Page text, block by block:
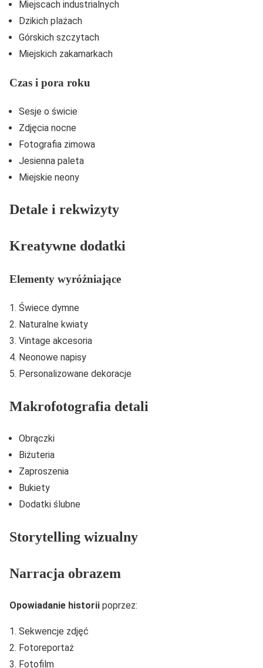
Miejscach industrialnych
Dzikich plażach
Górskich szczytach
Miejskich zakamarkach
Czas i pora roku
Sesje o świcie
Zdjęcia nocne
Fotografia zimowa
Jesienna paleta
Miejskie neony
Detale i rekwizyty
Kreatywne dodatki
Elementy wyróżniające
Świece dymne
Naturalne kwiaty
Vintage akcesoria
Neonowe napisy
Personalizowane dekoracje
Makrofotografia detali
Obrączki
Biżuteria
Zaproszenia
Bukiety
Dodatki ślubne
Storytelling wizualny
Narracja obrazem
Opowiadanie historii poprzez:
Sekwencje zdjęć
Fotoreportaż
Fotofilm